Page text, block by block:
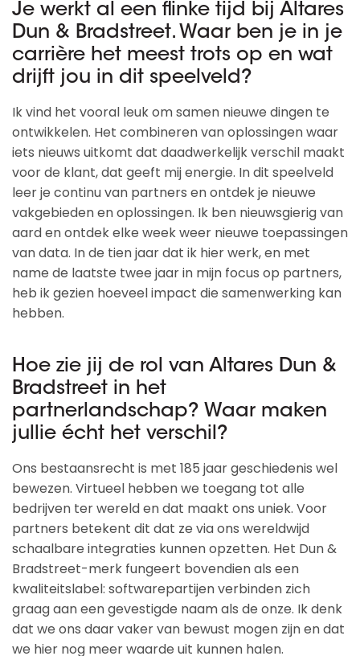
Je werkt al een flinke tijd bij Altares
Dun & Bradstreet. Waar ben je in je
carrière het meest trots op en wat
drijft jou in dit speelveld?
Ik vind het vooral leuk om samen nieuwe dingen te
ontwikkelen. Het combineren van oplossingen waar
iets nieuws uitkomt dat daadwerkelijk verschil maakt
voor de klant, dat geeft mij energie. In dit speelveld
leer je continu van partners en ontdek je nieuwe
vakgebieden en oplossingen. Ik ben nieuwsgierig van
aard en ontdek elke week weer nieuwe toepassingen
van data. In de tien jaar dat ik hier werk, en met
name de laatste twee jaar in mijn focus op partners,
heb ik gezien hoeveel impact die samenwerking kan
hebben.
Hoe zie jij de rol van Altares Dun &
Bradstreet in het
partnerlandschap? Waar maken
jullie écht het verschil?
Ons bestaansrecht is met 185 jaar geschiedenis wel
bewezen. Virtueel hebben we toegang tot alle
bedrijven ter wereld en dat maakt ons uniek. Voor
partners betekent dit dat ze via ons wereldwijd
schaalbare integraties kunnen opzetten. Het Dun &
Bradstreet-merk fungeert bovendien als een
kwaliteitslabel: softwarepartijen verbinden zich
graag aan een gevestigde naam als de onze. Ik denk
dat we ons daar vaker van bewust mogen zijn en dat
we hier nog meer waarde uit kunnen halen.